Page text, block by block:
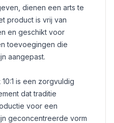
dienen een arts te
product is vrij van
en geschikt voor
toevoegingen die
aangepast.
is een zorgvuldig
dat traditie
voor een
geconcentreerde vorm